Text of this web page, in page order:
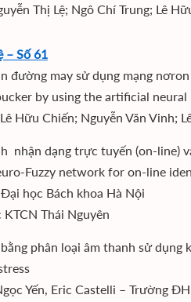
Thị Lệ; Ngô Chí Trung; Lê
– Số 61
đường may sử dụng mạng
by using the artificial
Hữu Chiến; Nguyễn Văn
nhận dạng trực tuyến (on-line)
Fuzzy network for on-line
học Bách khoa Hà Nội
Thái Nguyên
phân loại âm thanh sử
Yến, Eric Castelli – Trường